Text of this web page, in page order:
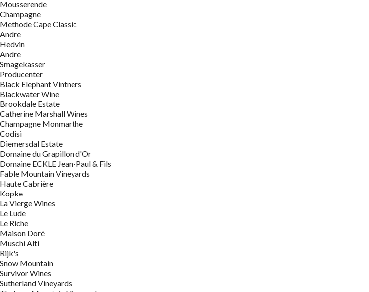
Mousserende
Champagne
Methode Cape Classic
Andre
Hedvin
Andre
Smagekasser
Producenter
Black Elephant Vintners
Blackwater Wine
Brookdale Estate
Catherine Marshall Wines
Champagne Monmarthe
Codisi
Diemersdal Estate
Domaine du Grapillon d'Or
Domaine ECKLE Jean-Paul & Fils
Fable Mountain Vineyards
Haute Cabrière
Kopke
La Vierge Wines
Le Lude
Le Riche
Maison Doré
Muschi Alti
Rijk's
Snow Mountain
Survivor Wines
Sutherland Vineyards